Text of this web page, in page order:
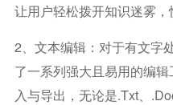
让用户轻松拨开知识迷雾，
2、文本编辑：对于有文字
了一系列强大且易用的编
入与导出，无论是.txt、